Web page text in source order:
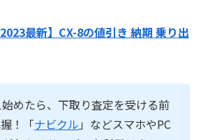
2023最新】CX-8の値引き 納期 乗り出
めたら、下取り査定を受ける前
！「ナビクル 」などスマホやPC